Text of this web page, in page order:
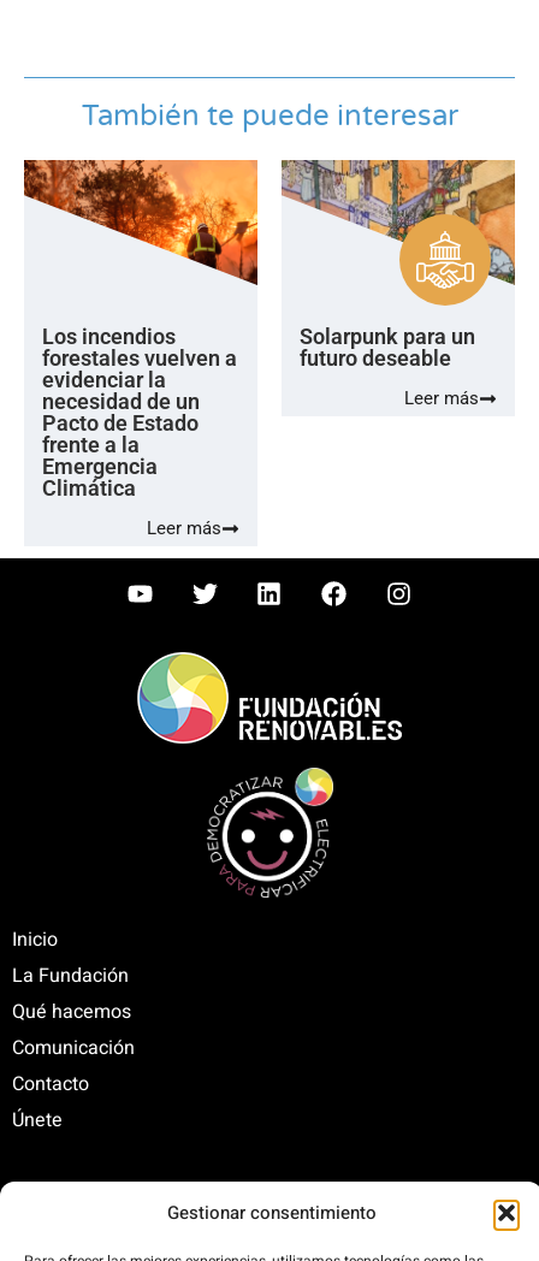
Gestionar consentimiento
También te puede interesar
Los incendios
forestales vuelven a
evidenciar la
necesidad de un
Pacto de Estado
frente a la
Emergencia
Climática
Leer más
Solarpunk para un
futuro deseable
Leer más
Inicio
La Fundación
Qué hacemos
Comunicación
Contacto
Únete
C/ Santa Engracia, 108. 5º Interior. Izda. 28003